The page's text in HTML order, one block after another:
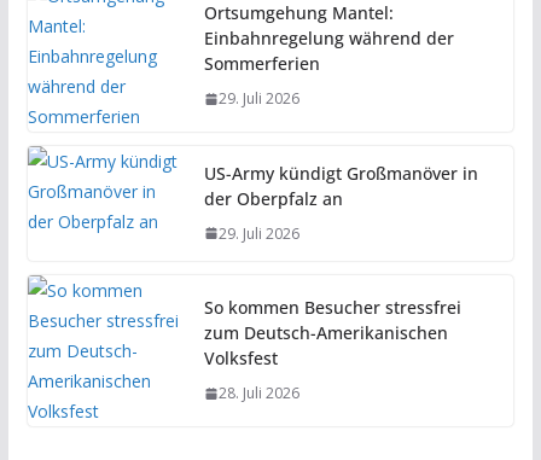
Ortsumgehung Mantel:
Einbahnregelung während der
Sommerferien
29. Juli 2026
US-Army kündigt Großmanöver in
der Oberpfalz an
29. Juli 2026
So kommen Besucher stressfrei
zum Deutsch-Amerikanischen
Volksfest
28. Juli 2026